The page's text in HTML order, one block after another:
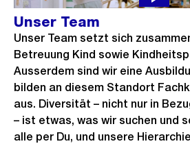
Unser Team
Unser Team setzt sich
Betreuung Kind sowie
Ausserdem sind wir eine
bilden an diesem Standort
aus. Diversität – nicht nur in
– ist etwas, was wir suchen und
alle per Du, und unsere